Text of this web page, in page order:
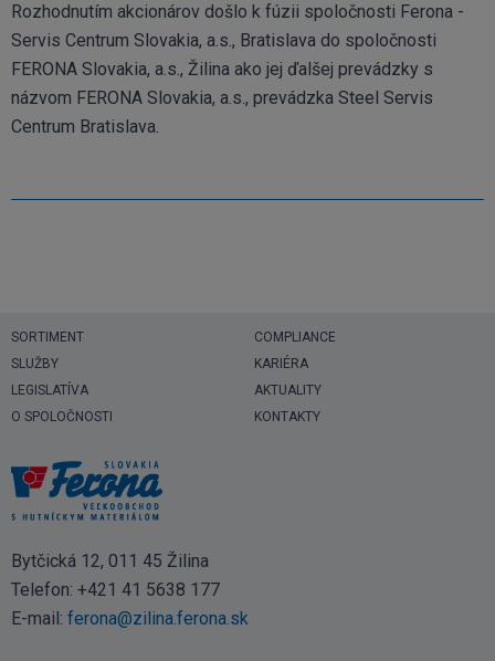
Rozhodnutím akcionárov došlo k fúzii spoločnosti Ferona -
Servis Centrum Slovakia, a.s., Bratislava do spoločnosti
FERONA Slovakia, a.s., Žilina ako jej ďalšej prevádzky s
názvom FERONA Slovakia, a.s., prevádzka Steel Servis
Centrum Bratislava.
SORTIMENT
SLUŽBY
LEGISLATÍVA
O SPOLOČNOSTI
COMPLIANCE
KARIÉRA
AKTUALITY
KONTAKTY
Bytčická 12, 011 45 Žilina
Telefon: +421 41 5638 177
E-mail: ferona@zilina.ferona.sk